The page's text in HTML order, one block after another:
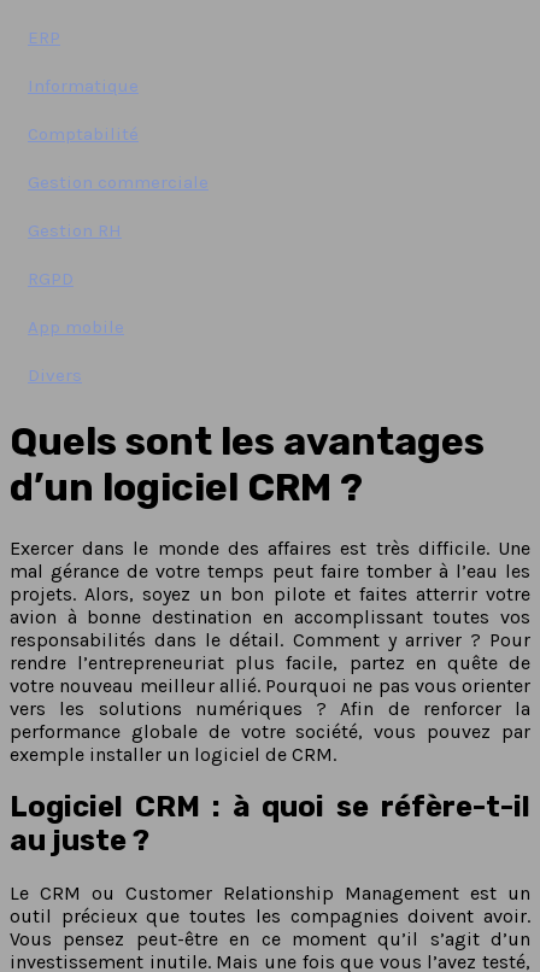
ERP
Informatique
Comptabilité
Gestion commerciale
Gestion RH
RGPD
App mobile
Divers
Quels sont les avantages
d’un logiciel CRM ?
Exercer dans le monde des affaires est très difficile. Une
mal gérance de votre temps peut faire tomber à l’eau les
projets. Alors, soyez un bon pilote et faites atterrir votre
avion à bonne destination en accomplissant toutes vos
responsabilités dans le détail. Comment y arriver ? Pour
rendre l’entrepreneuriat plus facile, partez en quête de
votre nouveau meilleur allié. Pourquoi ne pas vous orienter
vers les solutions numériques ? Afin de renforcer la
performance globale de votre société, vous pouvez par
exemple installer un logiciel de CRM.
Logiciel CRM : à quoi se réfère-t-il
au juste ?
Le CRM ou Customer Relationship Management est un
outil précieux que toutes les compagnies doivent avoir.
Vous pensez peut-être en ce moment qu’il s’agit d’un
investissement inutile. Mais une fois que vous l’avez testé,